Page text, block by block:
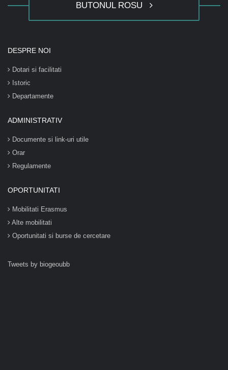
BUTONUL ROSU
DESPRE NOI
Dotari si facilitati
Istoric
Departamente
ADMINISTRATIV
Documente si link-uri utile
Orar
Regulamente
OPORTUNITATI
Mobilitati Erasmus
Alte mobilitati
Oportunitati si burse de cercetare
Tweets by biogeoubb